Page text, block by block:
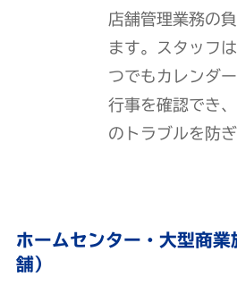
店舗管理業務の
ます。スタッフ
つでもカレンダ
行事を確認でき
のトラブルを防ぎ
ホームセンター・大型商業
舗）